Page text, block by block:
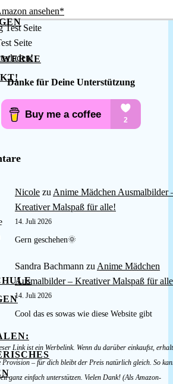
ansehen*
Seite
Danke für Deine Unterstützung
Nicole zu Anime Mädchen Ausmalbilder
Kreativer Malspaß für alle!
14. Juli 2026
Gern geschehen🌞
Sandra Bachmann zu Anime Mädchen
Ausmalbilder – Kreativer Malspaß für
14. Juli 2026
Cool das es sowas wie diese Website gibt
Link ist ein Werbelink. Wenn du darüber einkaufst,
Provision – für dich bleibt der Preis natürlich gleich. So
ganz einfach unterstützen. Vielen Dank! (Als Amazon-